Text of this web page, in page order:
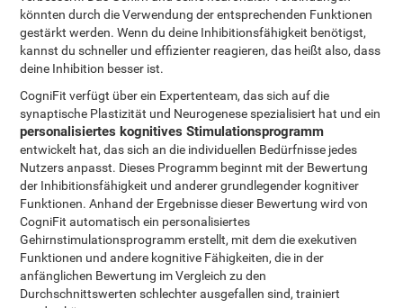
könnten durch die Verwendung der entsprechenden Funktionen
gestärkt werden. Wenn du deine Inhibitionsfähigkeit benötigst,
kannst du schneller und effizienter reagieren, das heißt also, dass
deine Inhibition besser ist.
CogniFit verfügt über ein Expertenteam, das sich auf die
synaptische Plastizität und Neurogenese spezialisiert hat und ein
personalisiertes kognitives Stimulationsprogramm
entwickelt hat, das sich an die individuellen Bedürfnisse jedes
Nutzers anpasst. Dieses Programm beginnt mit der Bewertung
der Inhibitionsfähigkeit und anderer grundlegender kognitiver
Funktionen. Anhand der Ergebnisse dieser Bewertung wird von
CogniFit automatisch ein personalisiertes
Gehirnstimulationsprogramm erstellt, mit dem die exekutiven
Funktionen und andere kognitive Fähigkeiten, die in der
anfänglichen Bewertung im Vergleich zu den
Durchschnittswerten schlechter ausgefallen sind, trainiert